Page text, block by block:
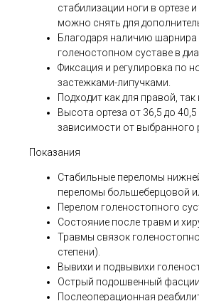
стабилизации ноги в ортезе
можно снять для
Благодаря наличию шарнира
голеностопном суставе в
Фиксация и регулировка по
застежками-липучками.
Подходит как для правой, так
Высота ортеза от 36,5 до
зависимости от выбранного
Показания
Стабильные переломы
переломы большеберцовой
Перелом голеностопного
Состояние после травм и
Травмы связок
степени).
Вывихи и подвывихи
Острый подошвенный
Послеоперационная